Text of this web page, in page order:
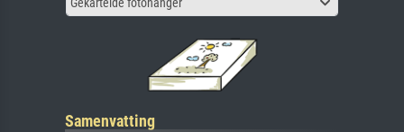
Samenvatting